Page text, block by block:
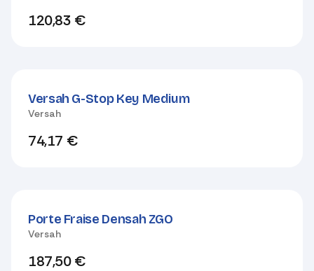
120,83 €
Versah G-Stop Key Medium
Versah
74,17 €
Porte Fraise Densah ZGO
Versah
187,50€